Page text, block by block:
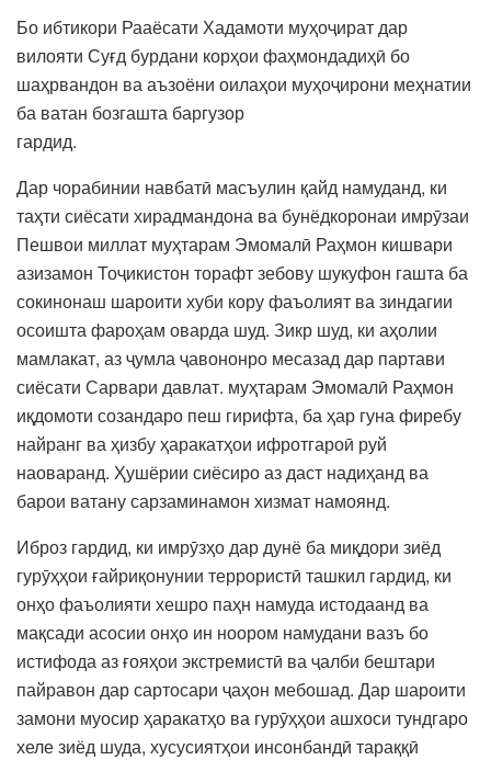
Бо ибтикори Рааёсати Хадамоти муҳоҷират дар
вилояти Суғд бурдани корҳои фаҳмондадиҳӣ бо
шаҳрвандон ва аъзоёни оилаҳои муҳоҷирони меҳнатии
ба ватан бозгашта баргузор
гардид.
Дар чорабинии навбатӣ масъулин қайд намуданд, ки
таҳти сиёсати хирадмандона ва бунёдкоронаи имрӯзаи
Пешвои миллат муҳтарам Эмомалӣ Раҳмон кишвари
азизамон Тоҷикистон торафт зебову шукуфон гашта ба
сокинонаш шароити хуби кору фаъолият ва зиндагии
осоишта фароҳам оварда шуд. Зикр шуд, ки аҳолии
мамлакат, аз ҷумла ҷавононро месазад дар партави
сиёсати Сарвари давлат. муҳтарам Эмомалӣ Раҳмон
иқдомоти созандаро пеш гирифта, ба ҳар гуна фиребу
найранг ва ҳизбу ҳаракатҳои ифротгароӣ руй
наоваранд. Ҳушёрии сиёсиро аз даст надиҳанд ва
барои ватану сарзаминамон хизмат намоянд.
Иброз гардид, ки имрӯзҳо дар дунё ба миқдори зиёд
гурӯҳҳои ғайриқонунии террористӣ ташкил гардид, ки
онҳо фаъолияти хешро паҳн намуда истодаанд ва
мақсади асосии онҳо ин ноором намудани вазъ бо
истифода аз ғояҳои экстремистӣ ва ҷалби бештари
пайравон дар сартосари ҷаҳон мебошад. Дар шароити
замони муосир ҳаракатҳо ва гурӯҳҳои ашхоси тундгаро
хеле зиёд шуда, хусусиятҳои инсонбандӣ тараққӣ